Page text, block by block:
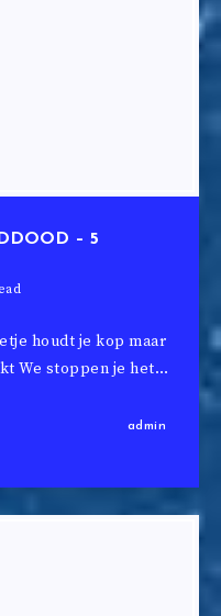
– 5
houdt je kop maar
We stoppen je het…
admin